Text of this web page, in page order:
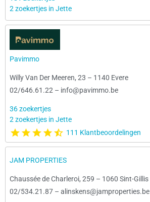
2 zoekertjes in Jette
Pavimmo
Willy Van Der Meeren, 23 – 1140 Evere
02/646.61.22 – info@pavimmo.be
36 zoekertjes
2 zoekertjes in Jette
111 Klantbeoordelingen
JAM PROPERTIES
Chaussée de Charleroi, 259 – 1060 Sint-Gillis
02/534.21.87 – alinskens@jamproperties.be